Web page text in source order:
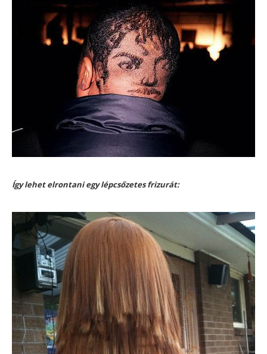
Így lehet elrontani egy lépcsőzetes frizurát: